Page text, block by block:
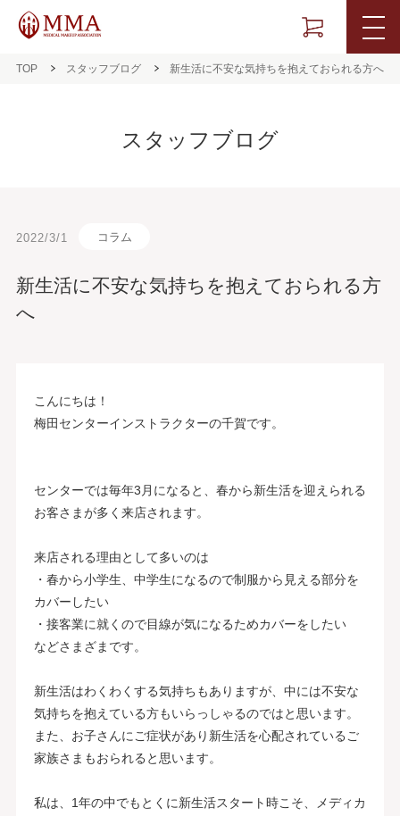
TOP スタッフブログ 新生活に不安な気持ちを抱えておられる方へ
スタッフブログ
2022/3/1 コラム
新生活に不安な気持ちを抱えておられる方
へ
こんにちは！
梅田センターインストラクターの千賀です。
センターでは毎年3月になると、春から新生活を迎えられる
お客さまが多く来店されます。
来店される理由として多いのは
・春から小学生、中学生になるので制服から見える部分を
カバーしたい
・接客業に就くので目線が気になるためカバーをしたい
などさまざまです。
新生活はわくわくする気持ちもありますが、中には不安な
気持ちを抱えている方もいらっしゃるのではと思います。
また、お子さんにご症状があり新生活を心配されているご
家族さまもおられると思います。
私は、1年の中でもとくに新生活スタート時こそ、メディカ